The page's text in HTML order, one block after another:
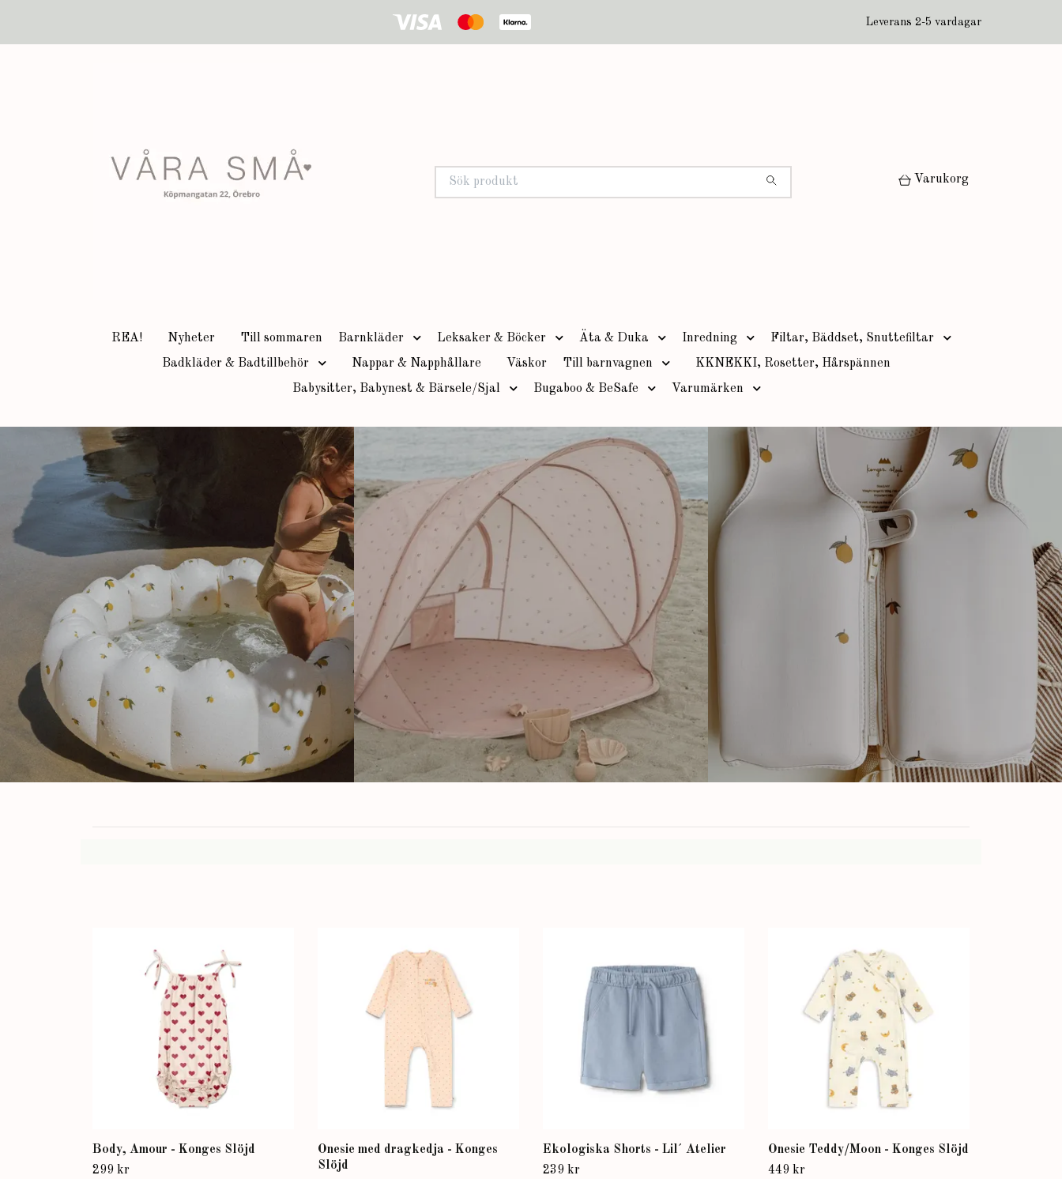
Leverans 2-5 vardagar
Varukorg
REA! Nyheter Till sommaren Barnkläder Leksaker & Böcker Äta & Duka Inredning
Filtar, Bäddset, Snuttefiltar
Badkläder & Badtillbehör
Nappar & Napphållare Väskor Till barnvagnen
KKNEKKI, Rosetter, Hårspännen
Babysitter, Babynest & Bärsele/Sjal
Bugaboo & BeSafe Varumärken
Body, Amour - Konges Slöjd
299 kr
Onesie med dragkedja - Konges
Slöjd
Ekologiska Shorts - Lil´ Atelier
239 kr
Onesie Teddy/Moon - Konges Slöjd
449 kr